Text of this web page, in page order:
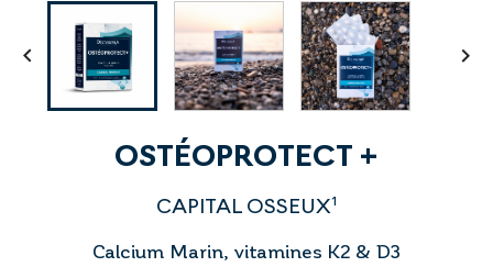
 
OSTÉOPROTECT +
CAPITAL OSSEUX¹
Calcium Marin, vitamines K2 & D3